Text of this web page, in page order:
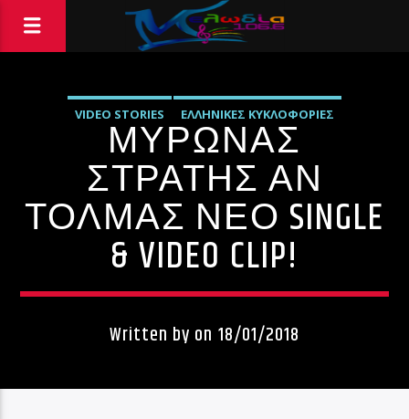
VIDEO STORIES
ΕΛΛΗΝΙΚΈΣ ΚΥΚΛΟΦΟΡΊΕΣ
ΜΟΥΣΙΚΆ ΝΈΑ
ΜΥΡΩΝΑΣ
ΣΤΡΑΤΗΣ ΑΝ
ΤΟΛΜΑΣ ΝΈΟ SINGLE
& VIDEO CLIP!
Written by on 18/01/2018